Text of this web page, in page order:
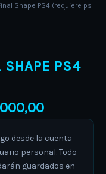
Shape PS4 (requiere ps
SHAPE PS4
desde la cuenta
personal. Todo
guardados en